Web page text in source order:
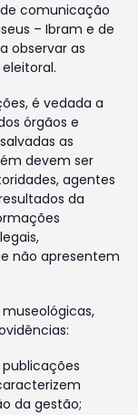
comunicação
– Ibram e de
observar as
é vedada a
órgãos e
as
devem ser
agentes
da
não apresentem
da gestão;